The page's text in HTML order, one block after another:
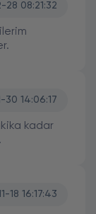
28 08:21:32
30 14:06:17
kadar
18 16:17:43